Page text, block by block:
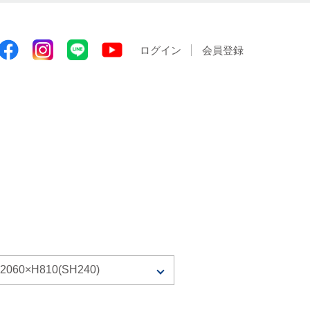
ログイン 会員登録